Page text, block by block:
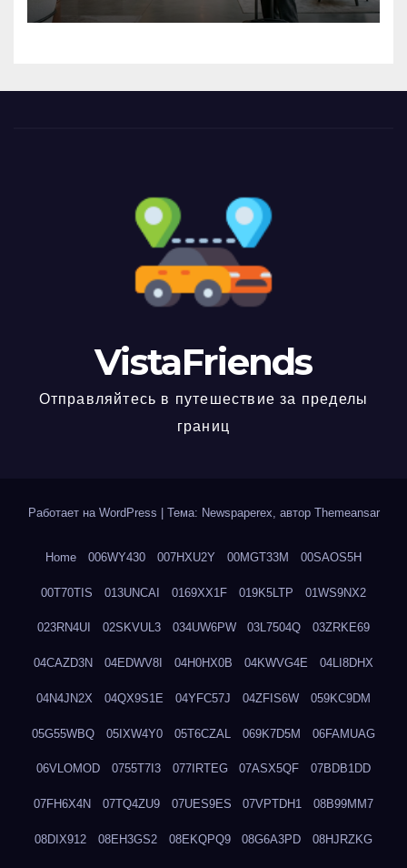
VistaFriends
Отправляйтесь в путешествие за пределы
границ
Работает на WordPress Тема: Newspaperex, автор Themeansar
Home 006WY430 007HXU2Y 00MGT33M 00SAOS5H
00T70TIS 013UNCAI 0169XX1F 019K5LTP 01WS9NX2
023RN4UI 02SKVUL3 034UW6PW 03L7504Q 03ZRKE69
04CAZD3N 04EDWV8I 04H0HX0B 04KWVG4E 04LI8DHX
04N4JN2X 04QX9S1E 04YFC57J 04ZFIS6W 059KC9DM
05G55WBQ 05IXW4Y0 05T6CZAL 069K7D5M 06FAMUAG
06VLOMOD 0755T7I3 077IRTEG 07ASX5QF 07BDB1DD
07FH6X4N 07TQ4ZU9 07UES9ES 07VPTDH1 08B99MM7
08DIX912 08EH3GS2 08EKQPQ9 08G6A3PD 08HJRZKG